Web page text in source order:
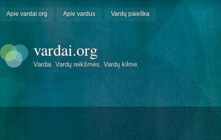
Apie vardai.org Apie vardus Vardų paieška
vardai.org
Vardai. Vardų reikšmės. Vardų kilmė.